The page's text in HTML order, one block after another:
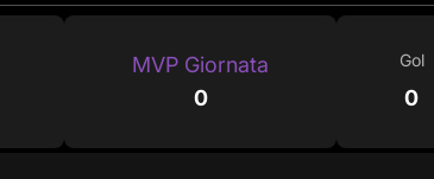
MVP Giornata
0
Gol
0